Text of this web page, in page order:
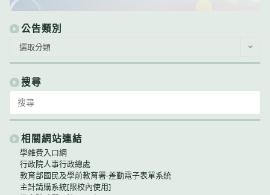
公告類別
類
別
選取分類
搜尋
for:
相關網站連結
學雜費入口網
行政院人事行政總處
教育部國民及學前教育署-差勤電子表單系統
主計請購系統[限校內使用]